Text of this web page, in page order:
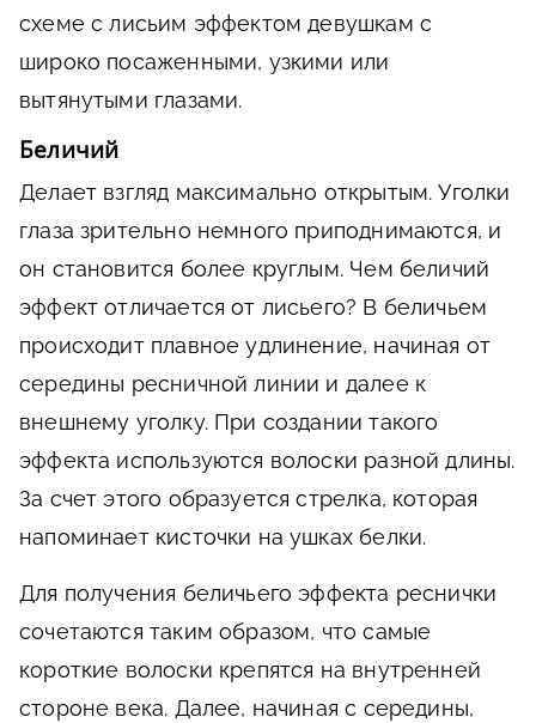
схеме с лисьим эффектом девушкам с
широко посаженными, узкими или
вытянутыми глазами.
Беличий
Делает взгляд максимально открытым. Уголки
глаза зрительно немного приподнимаются, и
он становится более круглым. Чем беличий
эффект отличается от лисьего? В беличьем
происходит плавное удлинение, начиная от
середины ресничной линии и далее к
внешнему уголку. При создании такого
эффекта используются волоски разной длины.
За счет этого образуется стрелка, которая
напоминает кисточки на ушках белки.
Для получения беличьего эффекта реснички
сочетаются таким образом, что самые
короткие волоски крепятся на внутренней
стороне века. Далее, начиная с середины,